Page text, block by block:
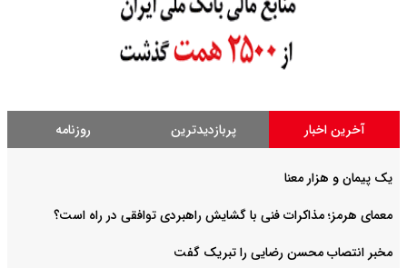
آخرین اخبار پربازدیدترین روزنامه
یک پیمان و هزار معنا
معمای هرمز؛ مذاکرات فنی با گشایش راهبردی توافقی در راه است؟
مخبر انتصاب محسن رضایی را تبریک گفت